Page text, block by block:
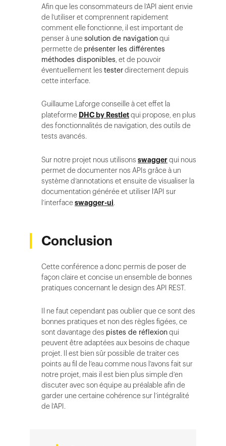
Afin que les consommateurs de l’API aient envie
de l’utiliser et comprennent rapidement
comment elle fonctionne, il est important de
penser à unesolution de navigationqui
permette de présenter les différentes
méthodes disponibles, et de pouvoir
éventuellement les testerdirectement depuis
cette interface.
Guillaume Laforge conseille à cet effet la
plateforme DHC by Restletqui propose, en plus
des fonctionnalités de navigation, des outils de
tests avancés.
Sur notre projet nous utilisons swaggerqui nous
permet de documenter nos APIs grâce à un
système d’annotations et ensuite de visualiser la
documentation générée et utiliser l’API sur
l’interfaceswagger-ui.
Conclusion
Cette conférence a donc permis de poser de
façon claire et concise un ensemble de bonnes
pratiques concernant le design des API REST.
Il ne faut cependant pas oublier que ce sont des
bonnes pratiques et non des règles figées, ce
sont davantage des pistes de réflexionqui
peuvent être adaptées aux besoins de chaque
projet. Il est bien sûr possible de traiter ces
points au fil de l’eau comme nous l’avons fait sur
notre projet, mais il est bien plus simple d’en
discuter avec son équipe au préalable afin de
garder une certaine cohérence sur l’intégralité
de l’API.